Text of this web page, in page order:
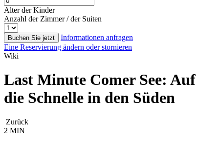
Alter der Kinder
Anzahl der Zimmer / der Suiten
Buchen Sie jetzt
Informationen anfragen
Eine Reservierung ändern oder stornieren
Wiki
Last Minute Comer See: Auf
die Schnelle in den Süden
Zurück
2 MIN